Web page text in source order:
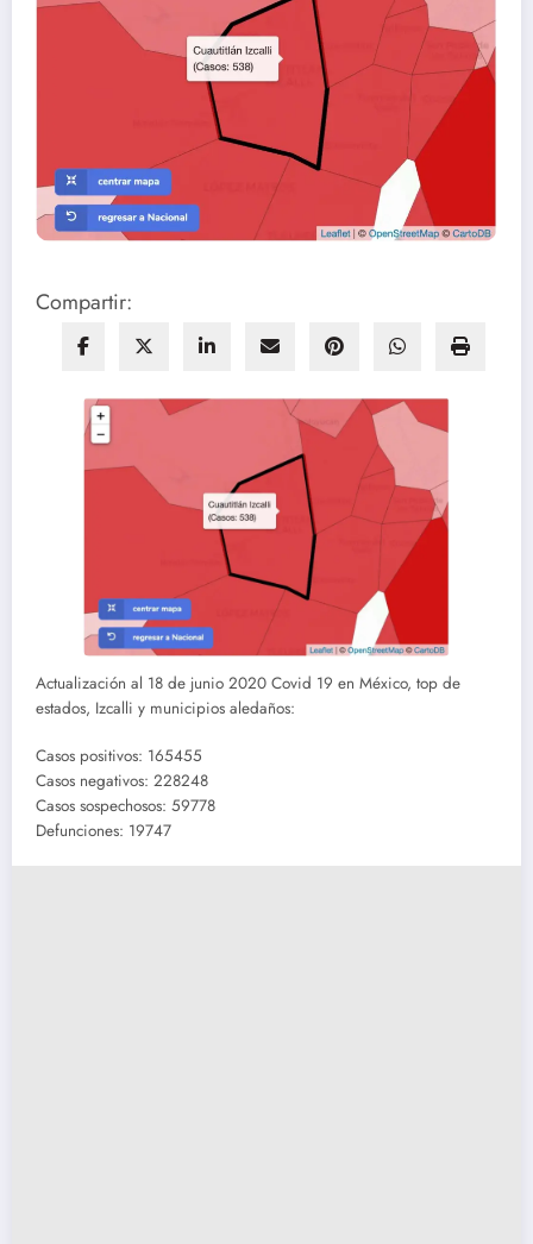
Compartir:
Actualización al 18 de junio 2020 Covid 19 en México, top de
estados, Izcalli y municipios aledaños:
Casos positivos: 165455
Casos negativos: 228248
Casos sospechosos: 59778
Defunciones: 19747